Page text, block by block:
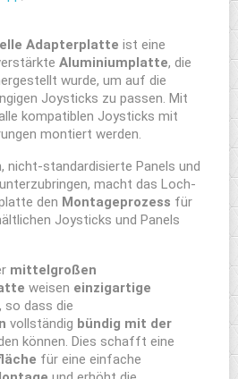
Adapterplatte ist eine
Aluminiumplatte, die
wurde, um auf die
Joysticks zu passen. Mit
kompatiblen Joysticks mit
montiert werden.
nicht-standardisierte Panels und
unterzubringen, macht das Loch-
den Montageprozess für
Joysticks und Panels
mittelgroßen
weisen einzigartige
so dass die
vollständig bündig mit der
können. Dies schafft eine
für eine einfache